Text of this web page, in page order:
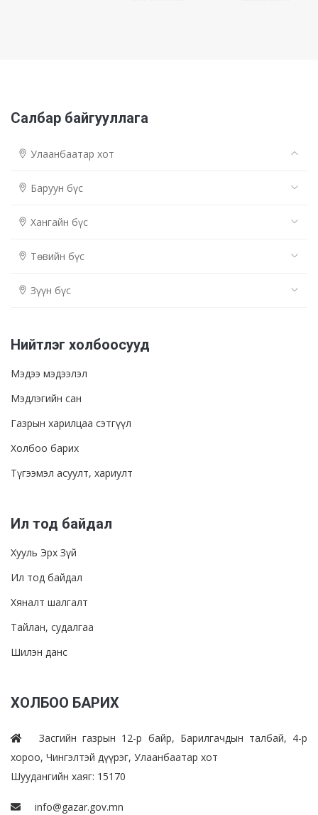
Салбар байгууллага
Улаанбаатар хот
Баруун бүс
Хангайн бүс
Төвийн бүс
Зүүн бүс
Нийтлэг холбоосууд
Мэдээ мэдээлэл
Мэдлэгийн сан
Газрын харилцаа сэтгүүл
Холбоо барих
Түгээмэл асуулт, хариулт
Ил тод байдал
Хууль Эрх Зүй
Ил тод байдал
Хяналт шалгалт
Тайлан, судалгаа
Шилэн данс
ХОЛБОО БАРИХ
Засгийн газрын 12-р байр, Барилгачдын талбай, 4-р
хороо, Чингэлтэй дүүрэг, Улаанбаатар хот
Шуудангийн хаяг: 15170
info@gazar.gov.mn